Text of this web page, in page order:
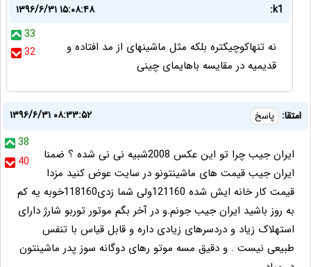
k1:
۱۳۹۶/۶/۳۱ ۱۵:۰۸:۴۸
33
32
نه تنهاکوچیکتره بلکه مثل ماشینهای از مد افتاده و
قدیمیه در مقایسه باهایمای چینی
امتقا: پاسخ
۱۳۹۶/۶/۳۱ ۰۸:۳۳:۵۲
38
40
ایران جیب چرا تو این عکس 2008شبیه نی نی شده ؟ ضمنا
ایران جیب قیمت های ماشینتونو در سایت عوض کنید مزدا
قیمت کار خانه ایش شده 121160ولی شما زدی118160خوبه یه کم
به روز باشید ایران جیب جونم.و در آخر بگم موتور توربو شارژ دارای
استهلاک زیاد و دردسرهای زیادی داره و قابل قیاس با تنفس
طبیعی نیست . و دقیق مسه موتو رهای دوگانه سوز پدر ماشینتون